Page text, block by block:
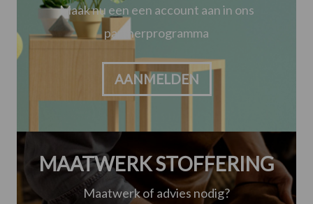
Maak nu een een account aan in ons
partnerprogramma
AANMELDEN
MAATWERK STOFFERING
Maatwerk of advies nodig?